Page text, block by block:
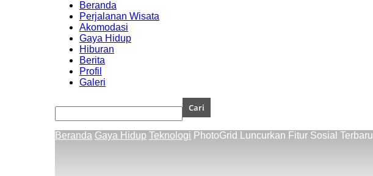
Beranda
Perjalanan Wisata
Akomodasi
Gaya Hidup
Hiburan
Berita
Profil
Galeri
Beranda Gaya Hidup Teknologi PhotoGrid Luncurkan Fitur Sosial Terbaru